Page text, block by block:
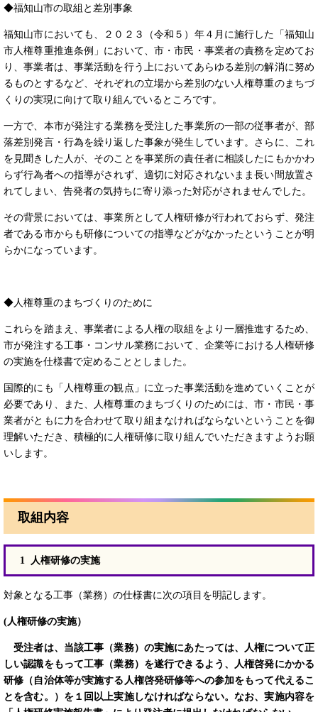
◆福知山市の取組と差別事象
福知山市においても、２０２３（令和５）年４月に施行した「福知山
市人権尊重推進条例」において、市・市民・事業者の責務を定めてお
り、事業者は、事業活動を行う上においてあらゆる差別の解消に努め
るものとするなど、それぞれの立場から差別のない人権尊重のまちづ
くりの実現に向けて取り組んでいるところです。
一方で、本市が発注する業務を受注した事業所の一部の従事者が、部
落差別発言・行為を繰り返した事象が発生しています。さらに、これ
を見聞きした人が、そのことを事業所の責任者に相談したにもかかわ
らず行為者への指導がされず、適切に対応されないまま長い間放置さ
れてしまい、告発者の気持ちに寄り添った対応がされませんでした。
その背景においては、事業所として人権研修が行われておらず、発注
者である市からも研修についての指導などがなかったということが明
らかになっています。
◆人権尊重のまちづくりのために
これらを踏まえ、事業者による人権の取組をより一層推進するため、
市が発注する工事・コンサル業務において、企業等における人権研修
の実施を仕様書で定めることとしました。
国際的にも「人権尊重の観点」に立った事業活動を進めていくことが
必要であり、また、人権尊重のまちづくりのためには、市・市民・事
業者がともに力を合わせて取り組まなければならないということを御
理解いただき、積極的に人権研修に取り組んでいただきますようお願
いします。
取組内容
1 人権研修の実施
対象となる工事（業務）の仕様書に次の項目を明記します。
(人権研修の実施）
受注者は、当該工事（業務）の実施にあたっては、人権について正
しい認識をもって工事（業務）を遂行できるよう、人権啓発にかかる
研修（自治体等が実施する人権啓発研修等への参加をもって代えるこ
とを含む。）を１回以上実施しなければならない。なお、実施内容を